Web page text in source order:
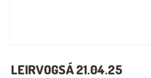
LEIRVOGSÁ 21.04.25